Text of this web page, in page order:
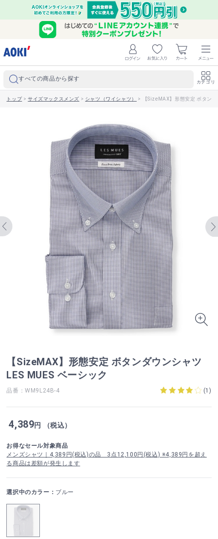
すべての商品から探す カテゴリ
トップ>サイズマックスメンズ > シャツ（ワイシャツ） > 【SizeMAX】形態安定 ボタン
【SizeMAX】形態安定 ボタンダウンシャツ
LES MUES ベーシック
品番：WM9L24B-4 (1 )
4,389円 （税込）
お得なセール対象商品
メンズシャツ｜4,389円(税込)の品 3点12,100円(税込) ※4,389円を超え
る商品は差額が発生します
選択中のカラー： ブルー